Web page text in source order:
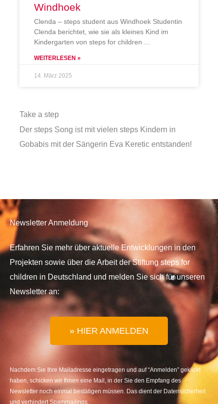
Windhoek
Clenda – steps student aus Windhoek Studentin
Clenda berichtet, wie sie als kleines Kind im
Kindergarten von steps for children
WEITERLESEN »
14. März 2025
Take a step
Der steps Song ist mit vielen steps Kindern in
Gobabis mit der Sängerin Eva Keretic entstanden!
Newsletter Anmeldung
Erfahren Sie mehr über aktuelle Entwicklungen in den
Projekten sowie über die Arbeit der Stiftung steps for
children in Deutschland und melden Sie sich für unseren
Newsletter an:
» HIER ANMELDEN
Nachdem Sie Ihre Mailadresse eingetragen und auf “Anmelden” geklickt
haben, schicken wir Ihnen eine Mail, in der Sie den Empfang des
Newsletter noch einmal bestätigen müssen. Das dient der Datensicherheit
und verhindert Spammailings.